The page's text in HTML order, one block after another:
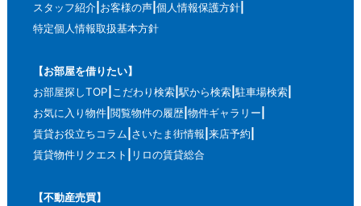
スタッフ紹介 お客様の声 個人情報保護方針
特定個人情報取扱基本方針
【お部屋を借りたい】
お部屋探しTOP こだわり検索 駅から検索 駐車場検索
お気に入り物件 閲覧物件の履歴 物件ギャラリー
賃貸お役立ちコラム さいたま街情報 来店予約
賃貸物件リクエスト
リロの賃貸総合
【不動産売買】